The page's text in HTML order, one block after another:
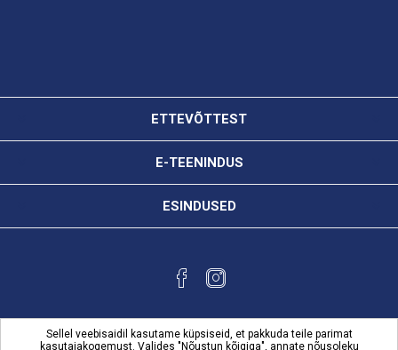
ETTEVÕTTEST
E-TEENINDUS
ESINDUSED
Sellel veebisaidil kasutame küpsiseid, et pakkuda teile parimat
kasutajakogemust. Valides "Nõustun kõigiga", annate nõusoleku